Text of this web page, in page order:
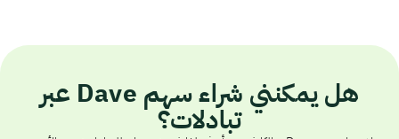
هل يمكنني شراء سهم Dave عبر
تبادلات؟